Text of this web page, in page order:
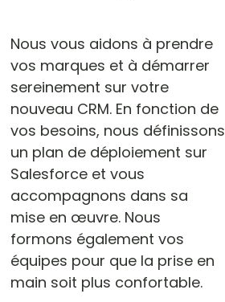
Nous vous aidons à prendre
vos marques et à démarrer
sereinement sur votre
nouveau CRM. En fonction de
vos besoins, nous définissons
un plan de déploiement sur
Salesforce et vous
accompagnons dans sa
mise en œuvre. Nous
formons également vos
équipes pour que la prise en
main soit plus confortable.